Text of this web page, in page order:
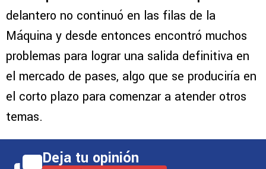
delantero no continuó en las filas de la
Máquina y desde entonces encontró muchos
problemas para lograr una salida definitiva en
el mercado de pases, algo que se produciría en
el corto plazo para comenzar a atender otros
temas.
Deja tu opinión